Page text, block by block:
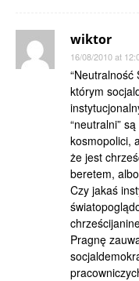
wiktor
16/08/2010 at
“Neutralność
którym
“neutralni”
kosmopolici,
że jest
beretem,
Czy jakaś
Pragnę